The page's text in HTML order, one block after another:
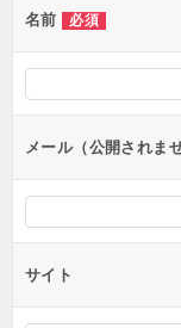
ー
シ
ョ
ン
名前 必須
メール（公開されま
サイト